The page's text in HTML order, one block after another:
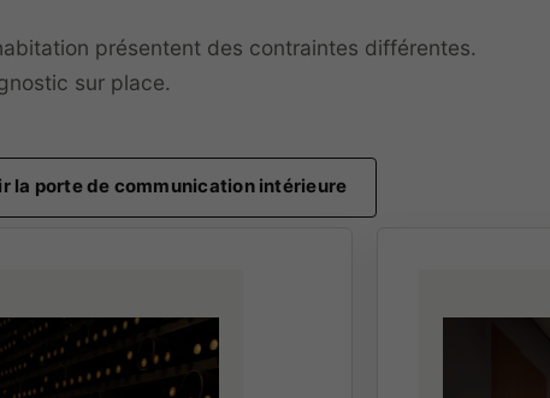
présentent des contraintes différentes.
sur place.
la porte de communication intérieure